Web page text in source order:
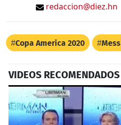
redaccion@diez.hn
Copa America 2020
VIDEOS RECOMENDADOS